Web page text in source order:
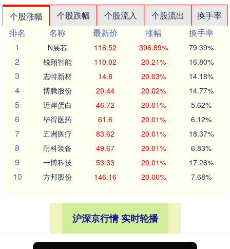
个股涨幅 个股跌幅 个股流入 个股流出
换手率
排名
名称 最新价 涨幅
换手率
1
N展芯 116.52 396.89% 79.39%
2 锐翔智能 110.02 20.21% 16.80%
3 志特新材 14.8 20.03% 14.18%
4 博腾股份 20.44 20.02% 14.77%
5 近岸蛋白 46.72 20.01% 5.62%
6 毕得医药 61.6 20.01% 6.12%
7 五洲医疗 83.62 20.01% 18.37%
8 耐科装备 49.67 20.01% 6.83%
9 一博科技 53.33 20.01% 17.26%
10 方邦股份 146.16 20.00% 7.68%
沪深京行情 实时轮播